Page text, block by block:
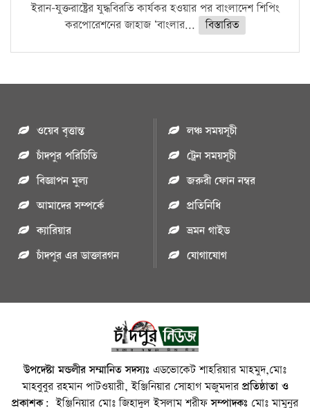
ইরান-যুক্তরাষ্ট্রের যুদ্ধবিরতি কার্যকর হওয়ার পর বাংলাদেশ শিপিং
করপোরেশনের জাহাজ ‘বাংলার...
বিস্তারিত
ওয়েব বৃত্তান্ত
চাঁদপুর পরিচিতি
বিজ্ঞাপন মুল্য
আমাদের সম্পর্কে
ক্যারিয়ার
চাঁদপুর এর ডাক্তারগন
লঞ্চ সময়সূচী
ট্রেন সময়সূচী
জরুরী ফোন নম্বর
প্রতিনিধি
ভ্রমন গাইড
যোগাযোগ
উপদেষ্টা মন্ডলীর সম্মানিত সদস্যঃ এডভোকেট শাহরিয়ার মাহমুদ,মোঃ
মাহবুবুর রহমান পাটওয়ারী, ইঞ্জিনিয়ার সোহাগ মজুমদারপ্রতিষ্ঠাতা ও
প্রকাশক: ইঞ্জিনিয়ার মোঃ জিহাদুল ইসলাম শরীফসম্পাদকঃ মোঃ মামুনুর